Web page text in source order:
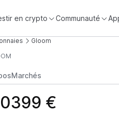
en crypto Communauté
Gloom
Marchés
€